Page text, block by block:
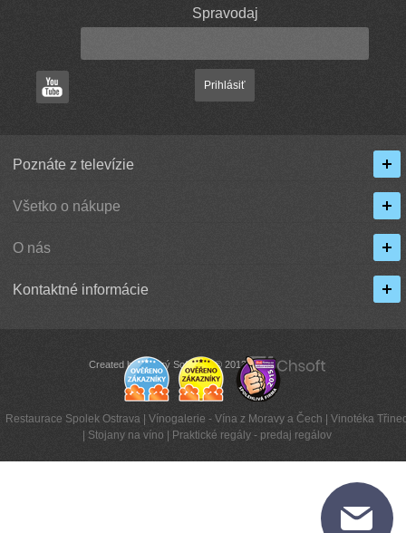
Spravodaj
Prihlásiť
Poznáte z televízie
Všetko o nákupe
O nás
Kontaktné informácie
Created by Chytrý Software © 2013
Restaurace Spolek Ostrava |Vínogalerie - Vína z Moravy a Čech |Vinotéka
Stojany na víno Praktické regály - predaj regálov